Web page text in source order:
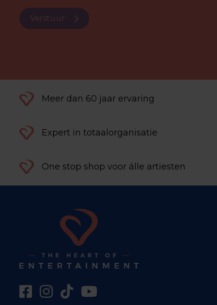
Verstuur
Meer dan 60 jaar ervaring
Expert in totaalorganisatie
One stop shop voor álle artiesten